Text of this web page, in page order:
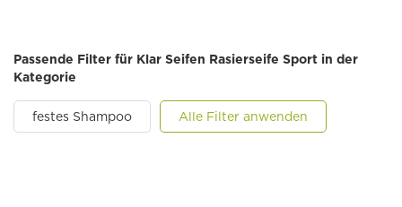
Passende Filter für Klar Seifen Rasierseife Sport in der
Kategorie
festes Shampoo Alle Filter anwenden